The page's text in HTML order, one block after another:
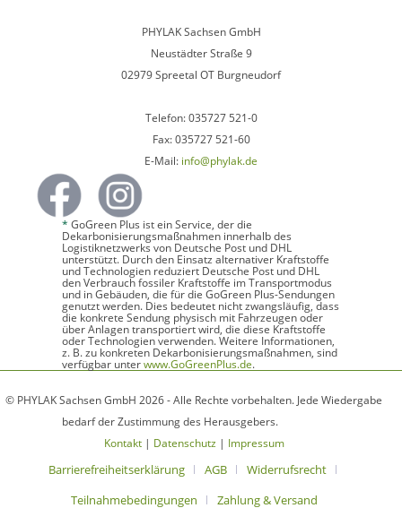
PHYLAK Sachsen GmbH
Neustädter Straße 9
02979 Spreetal OT Burgneudorf
Telefon: 035727 521-0
Fax: 035727 521-60
E-Mail: info@phylak.de
* GoGreen Plus ist ein Service, der die
Dekarbonisierungsmaßnahmen innerhalb des
Logistiknetzwerks von Deutsche Post und DHL
unterstützt. Durch den Einsatz alternativer Kraftstoffe
und Technologien reduziert Deutsche Post und DHL
den Verbrauch fossiler Kraftstoffe im Transportmodus
und in Gebäuden, die für die GoGreen Plus-Sendungen
genutzt werden. Dies bedeutet nicht zwangsläufig, dass
die konkrete Sendung physisch mit Fahrzeugen oder
über Anlagen transportiert wird, die diese Kraftstoffe
oder Technologien verwenden. Weitere Informationen,
z. B. zu konkreten Dekarbonisierungsmaßnahmen, sind
verfügbar unterwww.GoGreenPlus.de.
© PHYLAK Sachsen GmbH 2026 - Alle Rechte vorbehalten. Jede Wiedergabe
bedarf der Zustimmung des Herausgebers.
Kontakt| Datenschutz| Impressum
Barrierefreiheitserklärung AGB
Widerrufsrecht
Teilnahmebedingungen
Zahlung & Versand